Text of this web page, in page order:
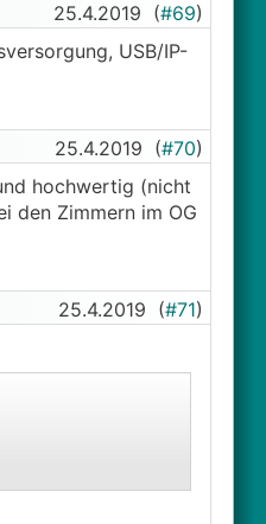
25.4.2019 (#69)
USB/IP-
25.4.2019 (#70)
hochwertig (nicht
den Zimmern im OG
25.4.2019 (#71)